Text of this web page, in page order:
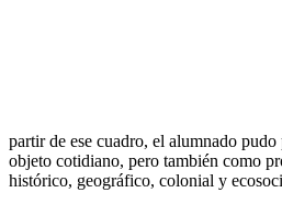
partir de ese cuadro, el alumnado
objeto cotidiano, pero también como
histórico, geográfico, colonial y